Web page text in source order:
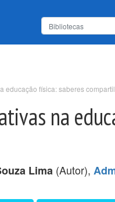
educação física: saberes
na
Lima (Autor),